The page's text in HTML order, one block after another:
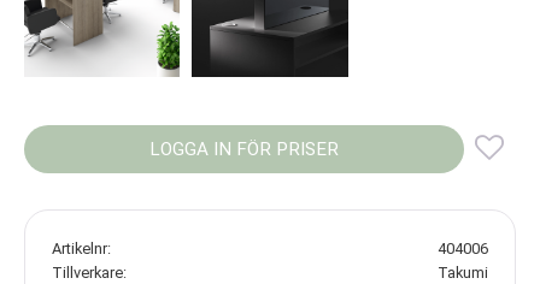
LOGGA IN FÖR PRISER
Artikelnr
404006
Tillverkare
Takumi